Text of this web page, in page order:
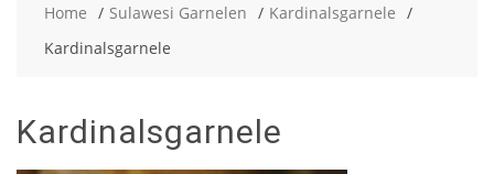
Home Sulawesi Garnelen
Kardinalsgarnele
Kardinalsgarnele
Kardinalsgarnele